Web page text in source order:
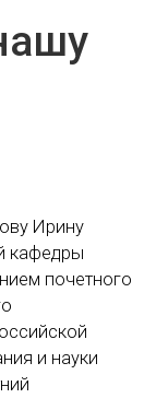
Ирину
кафедры
почетного
и науки